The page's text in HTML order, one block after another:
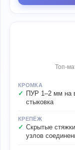
Топ-
КРОМКА
ПУР 1–2 мм на
стыковка
КРЕПЁЖ
Скрытые
узлов